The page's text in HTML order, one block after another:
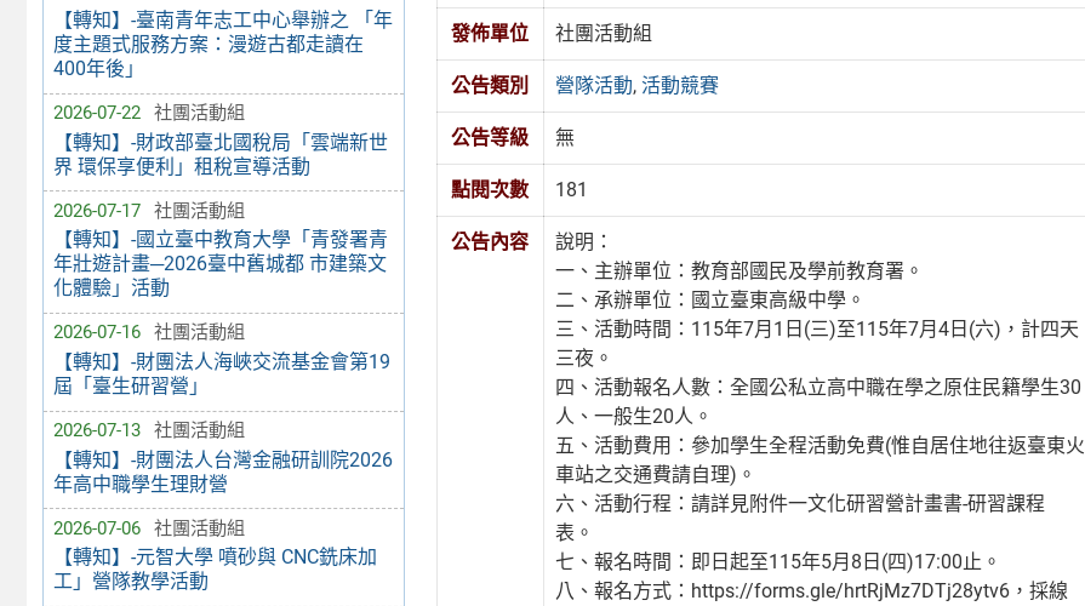
【轉知】-臺南青年志工中心舉辦之 「年
度主題式服務方案：漫遊古都走讀在
400年後」
2026-07-22 社團活動組
【轉知】-財政部臺北國稅局「雲端新世
界 環保享便利」租稅宣導活動
2026-07-17 社團活動組
【轉知】-國立臺中教育大學「青發署青
年壯遊計畫─2026臺中舊城都 市建築文
化體驗」活動
2026-07-16 社團活動組
【轉知】-財團法人海峽交流基金會第19
屆「臺生研習營」
2026-07-13 社團活動組
【轉知】-財團法人台灣金融研訓院2026
年高中職學生理財營
2026-07-06 社團活動組
【轉知】-元智大學 噴砂與 CNC銑床加
工」營隊教學活動
發佈單位 社團活動組
公告類別 營隊活動,活動競賽
公告等級 無
點閱次數 181
公告內容
說明：
一、主辦單位：教育部國民及學前教育署。
二、承辦單位：國立臺東高級中學。
三、活動時間：115年7月1日(三)至115年7月4日(六)，計四天
三夜。
四、活動報名人數：全國公私立高中職在學之原住民籍學生30
人、一般生20人。
五、活動費用：參加學生全程活動免費(惟自居住地往返臺東火
車站之交通費請自理)。
六、活動行程：請詳見附件一文化研習營計畫書-研習課程
表。
七、報名時間：即日起至115年5月8日(四)17:00止。
八、報名方式：https://forms.gle/hrtRjMz7DTj28ytv6，採線